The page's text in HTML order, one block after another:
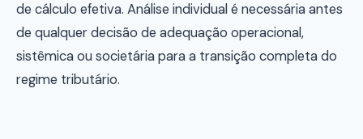
de cálculo efetiva. Análise individual é necessária antes
de qualquer decisão de adequação operacional,
sistêmica ou societária para a transição completa do
regime tributário.